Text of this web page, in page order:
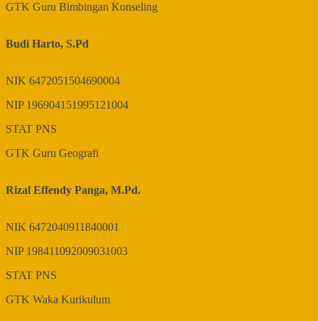
GTK Guru Bimbingan Konseling
Budi Harto, S.Pd
NIK 6472051504690004
NIP 196904151995121004
STAT PNS
GTK Guru Geografi
Rizal Effendy Panga, M.Pd.
NIK 6472040911840001
NIP 198411092009031003
STAT PNS
GTK Waka Kurikulum